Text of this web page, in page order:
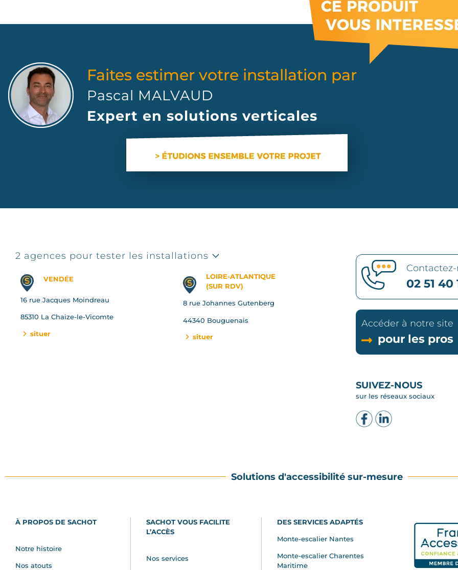
Faites estimer votre installation par
Pascal MALVAUD
Expert en solutions verticales
2 agences pour tester les installations
VENDÉE
16 rue Jacques Moindreau
85310 La Chaize-le-Vicomte
situer
LOIRE-ATLANTIQUE
(SUR RDV)
8 rue Johannes Gutenberg
44340 Bouguenais
situer
02 51 40
Accéder à notre site
pour les pros
SUIVEZ-NOUS
sur les réseaux sociaux
Solutions d'accessibilité sur-mesure
À PROPOS DE SACHOT
Notre histoire
Nos atouts
SACHOT VOUS FACILITE
L’ACCÈS
Nos services
DES SERVICES ADAPTÉS
Monte-escalier Nantes
Monte-escalier Charentes
Maritime